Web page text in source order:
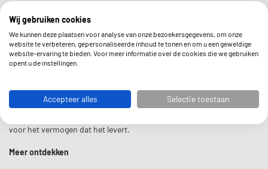
een subsidiebedrag van ca. €4.425 (2025). Wij helpen je bij de
aanvraag.
Wat betekent HKW?
HKW duidt op een uitvoering met geïntegreerde boiler. Dat betekent
Hoe stil is dit model?
voor het vermogen dat het levert.
Meer ontdekken
Wij gebruiken cookies
We kunnen deze plaatsen voor analyse van onze bezoekersgegevens, om onze
website te verbeteren, gepersonaliseerde inhoud te tonen en om u een geweldige
website-ervaring te bieden. Voor meer informatie over de cookies die we gebruiken
opent u de instellingen.
Accepteer alles Selectie toestaan